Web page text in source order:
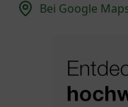
Bei Google